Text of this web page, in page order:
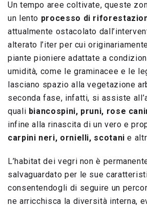
Un tempo aree coltivate, queste
un lento processo di
attualmente ostacolato
alterato l’iter per cui
piante pioniere adattate a
umidità, come le graminacee e le
lasciano spazio alla vegetazione
seconda fase, infatti, si assiste
quali biancospini, pruni, rose
infine alla rinascita di un vero e
carpini neri, ornielli, scotanie
L’habitat dei vegri non è
salvaguardato per le sue
consentendogli di seguire un
ne arricchisca la diversità interna,